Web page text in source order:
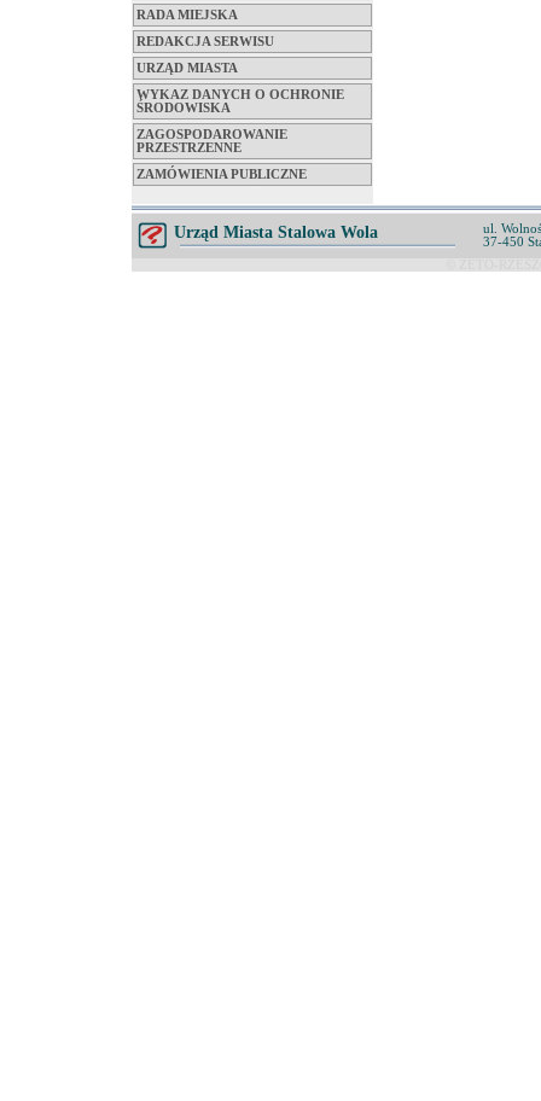
RADA MIEJSKA
REDAKCJA SERWISU
URZĄD MIASTA
WYKAZ DANYCH O OCHRONIE
ŚRODOWISKA
ZAGOSPODAROWANIE
PRZESTRZENNE
ZAMÓWIENIA PUBLICZNE
Urząd Miasta Stalowa Wola
ul.
37-450